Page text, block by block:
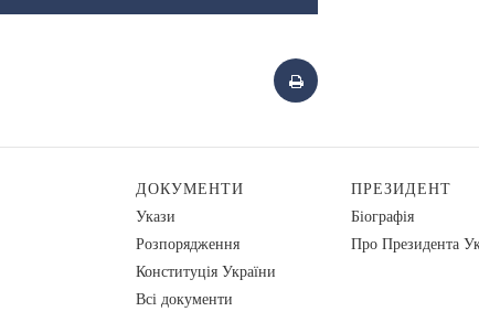
ДОКУМЕНТИ
Укази
Розпорядження
Конституція України
Всі документи
ПРЕЗИДЕНТ
Біографія
Про Президента